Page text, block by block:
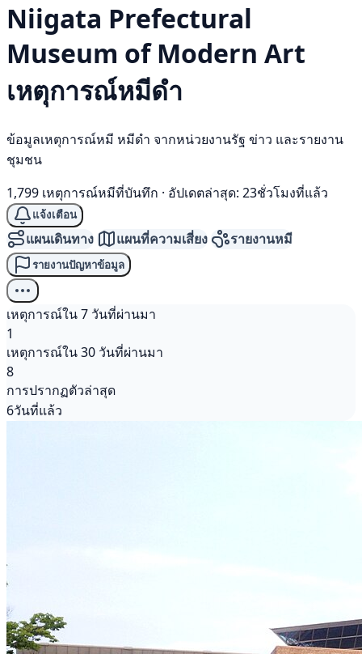
Niigata Prefectural
Museum of Modern Art
เหตุการณ์หมีดำ
ข้อมูลเหตุการณ์หมี หมีดำ จากหน่วยงานรัฐ ข่าว และรายงาน
ชุมชน
1,799 เหตุการณ์หมีที่บันทึก · อัปเดตล่าสุด: 23ชั่วโมงที่แล้ว
แจ้งเตือน
แผนเดินทาง แผนที่ความเสี่ยง รายงานหมี
รายงานปัญหาข้อมูล
เหตุการณ์ใน 7 วันที่ผ่านมา
1
เหตุการณ์ใน 30 วันที่ผ่านมา
8
การปรากฏตัวล่าสุด
6วันที่แล้ว